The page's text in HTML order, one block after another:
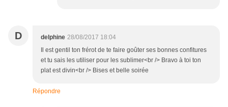
D delphine 28/08/2017 18:04
Il est gentil ton frérot de te faire goûter ses bonnes confitures
et tu sais les utiliser pour les sublimer<br /> Bravo à toi ton
plat est divin<br /> Bises et belle soirée
Répondre